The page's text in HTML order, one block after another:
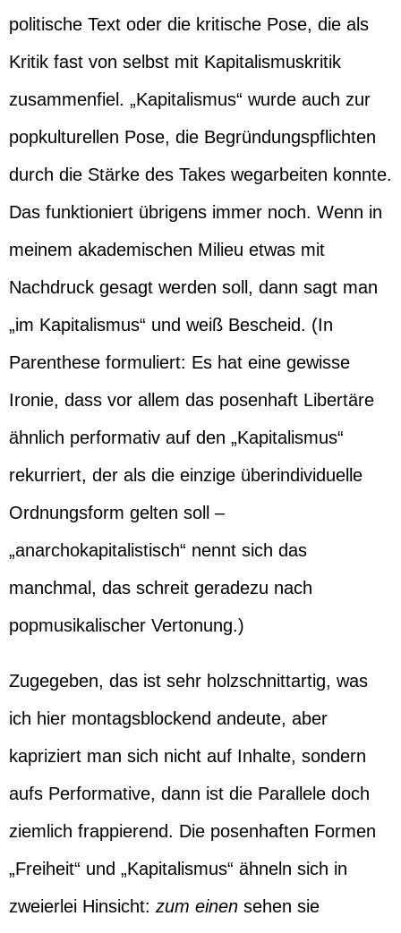
politische Text oder die kritische Pose, die als
Kritik fast von selbst mit Kapitalismuskritik
zusammenfiel. „Kapitalismus“ wurde auch zur
popkulturellen Pose, die Begründungspflichten
durch die Stärke des Takes wegarbeiten konnte.
Das funktioniert übrigens immer noch. Wenn in
meinem akademischen Milieu etwas mit
Nachdruck gesagt werden soll, dann sagt man
„im Kapitalismus“ und weiß Bescheid. (In
Parenthese formuliert: Es hat eine gewisse
Ironie, dass vor allem das posenhaft Libertäre
ähnlich performativ auf den „Kapitalismus“
rekurriert, der als die einzige überindividuelle
Ordnungsform gelten soll –
„anarchokapitalistisch“ nennt sich das
manchmal, das schreit geradezu nach
popmusikalischer Vertonung.)
Zugegeben, das ist sehr holzschnittartig, was
ich hier montagsblockend andeute, aber
kapriziert man sich nicht auf Inhalte, sondern
aufs Performative, dann ist die Parallele doch
ziemlich frappierend. Die posenhaften Formen
„Freiheit“ und „Kapitalismus“ ähneln sich in
zweierlei Hinsicht: zum einen sehen sie